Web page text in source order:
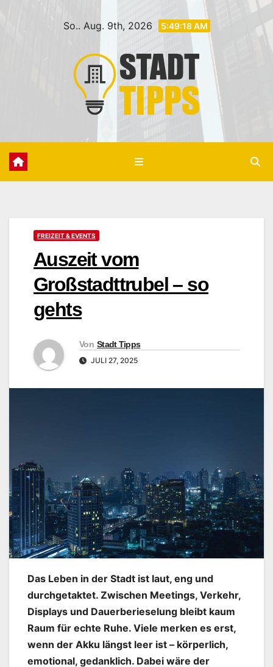
So.. Aug. 9th, 2026 5:49:20 AM
FREIZEIT & EVENTS
Auszeit vom
Großstadttrubel – so
gehts
Von Stadt Tipps
JULI 27, 2025
Das Leben in der Stadt ist laut, eng und
durchgetaktet. Zwischen Meetings, Verkehr,
Displays und Dauerberieselung bleibt kaum
Raum für echte Ruhe. Viele merken es erst,
wenn der Akku längst leer ist – körperlich,
emotional, gedanklich. Dabei wäre der